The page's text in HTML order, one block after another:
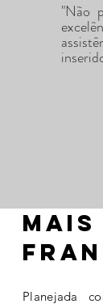
"Não
Mais
Planejada